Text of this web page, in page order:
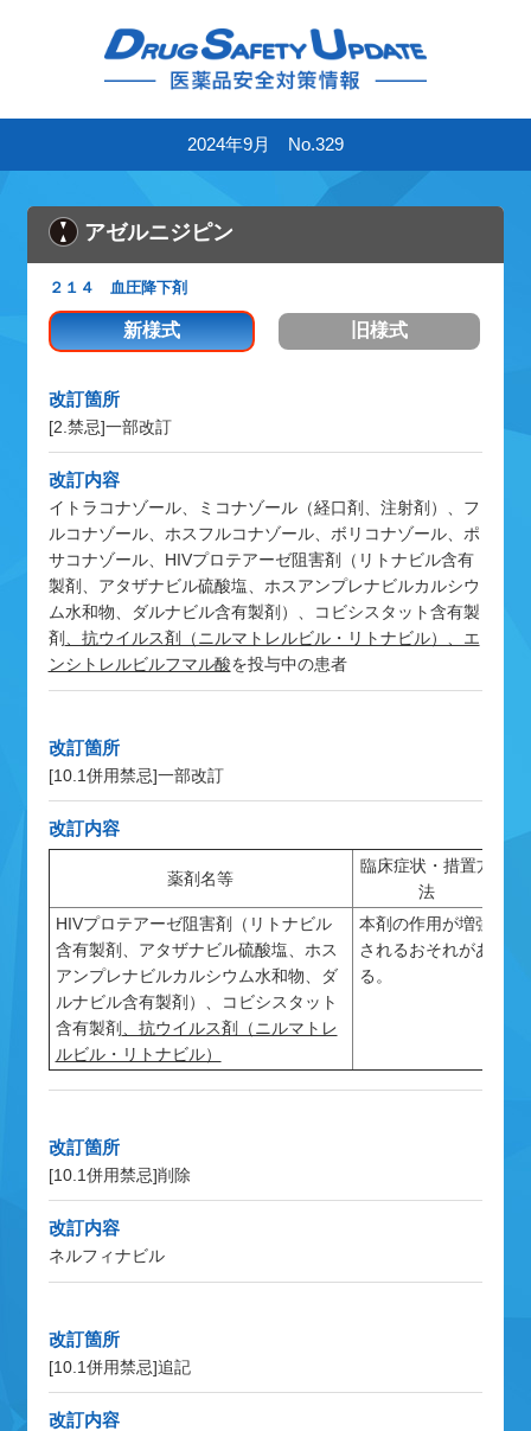
2024年9月 No.329
アゼルニジピン
２１４ 血圧降下剤
新様式 旧様式
改訂箇所
[2.禁忌]一部改訂
改訂内容
イトラコナゾール、ミコナゾール（経口剤、注射剤）、フ
ルコナゾール、ホスフルコナゾール、ボリコナゾール、ポ
サコナゾール、HIVプロテアーゼ阻害剤（リトナビル含有
製剤、アタザナビル硫酸塩、ホスアンプレナビルカルシウ
ム水和物、ダルナビル含有製剤）、コビシスタット含有製
剤
、抗ウイルス剤（ニルマトレルビル・リトナビル）、エ
ンシトレルビルフマル酸を投与中の患者
改訂箇所
[10.1併用禁忌]一部改訂
改訂内容
薬剤名等
臨床症状・措置方
法
HIVプロテアーゼ阻害剤（リトナビル
含有製剤、アタザナビル硫酸塩、ホス
アンプレナビルカルシウム水和物、ダ
ルナビル含有製剤）、コビシスタット
含有製剤
、抗ウイルス剤（ニルマトレ
ルビル・リトナビル）
本剤の作用が増強
されるおそれがあ
る。
改訂箇所
[10.1併用禁忌]削除
改訂内容
ネルフィナビル
改訂箇所
[10.1併用禁忌]追記
改訂内容